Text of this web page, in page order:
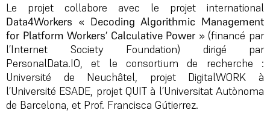
Le projet collabore avec le projet international
Data4Workers « Decoding Algorithmic Management
for Platform Workers’ Calculative Power » (financé par
l’Internet Society Foundation) dirigé par
PersonalData.IO, et le consortium de recherche :
Université de Neuchâtel, projet DigitalWORK à
l’Université ESADE, projet QUIT à l’Universitat Autònoma
de Barcelona, et Prof. Francisca Gútierrez.